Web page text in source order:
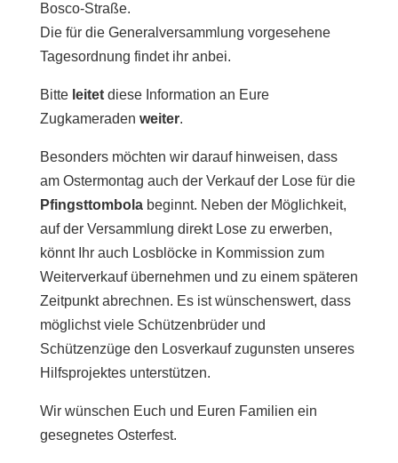
Bosco-Straße.
Die für die Generalversammlung vorgesehene
Tagesordnung findet ihr anbei.
Bitte leitetdiese Information an Eure
Zugkameraden weiter.
Besonders möchten wir darauf hinweisen, dass
am Ostermontag auch der Verkauf der Lose für die
Pfingsttombolabeginnt. Neben der Möglichkeit,
auf der Versammlung direkt Lose zu erwerben,
könnt Ihr auch Losblöcke in Kommission zum
Weiterverkauf übernehmen und zu einem späteren
Zeitpunkt abrechnen. Es ist wünschenswert, dass
möglichst viele Schützenbrüder und
Schützenzüge den Losverkauf zugunsten unseres
Hilfsprojektes unterstützen.
Wir wünschen Euch und Euren Familien ein
gesegnetes Osterfest.